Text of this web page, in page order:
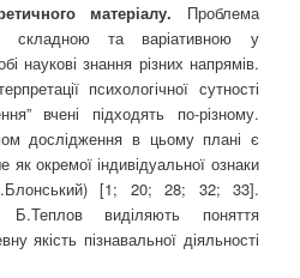
матеріалу. Проблема
складною та варіативною у
наукові знання різних напрямів.
психологічної сутності
вчені підходять по-різному.
дослідження в цьому плані є
як окремої індивідуальної ознаки
[1; 20; 28; 32; 33].
Б.Теплов виділяють поняття
якість пізнавальної діяльності